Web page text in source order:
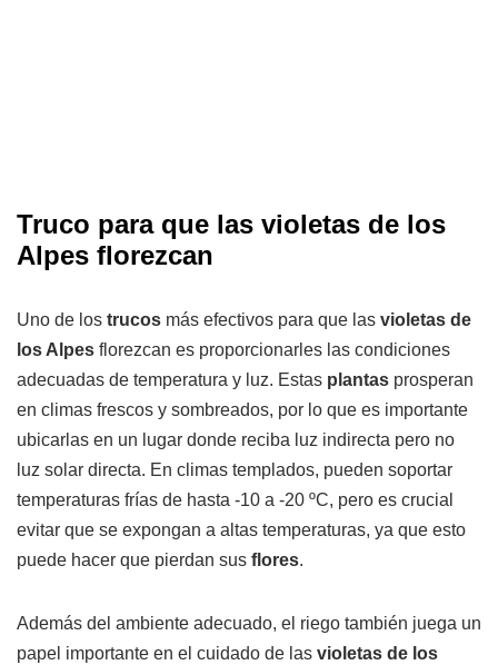
Truco para que las violetas de los
Alpes florezcan
Uno de los trucos más efectivos para que las violetas de
los Alpes florezcan es proporcionarles las condiciones
adecuadas de temperatura y luz. Estas plantas prosperan
en climas frescos y sombreados, por lo que es importante
ubicarlas en un lugar donde reciba luz indirecta pero no
luz solar directa. En climas templados, pueden soportar
temperaturas frías de hasta -10 a -20 ºC, pero es crucial
evitar que se expongan a altas temperaturas, ya que esto
puede hacer que pierdan sus flores.
Además del ambiente adecuado, el riego también juega un
papel importante en el cuidado de las violetas de los